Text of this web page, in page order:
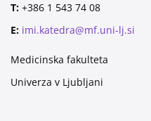
T: +386 1 543 74 08
E: imi.katedra@mf.uni-lj.si
Medicinska fakulteta
Univerza v Ljubljani